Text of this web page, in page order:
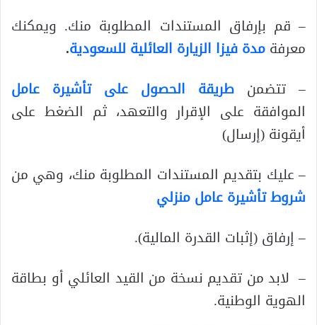
– قم بإرفاق المستندات المطلوبة منك. ويمكنك
معرفةمدة فيزا الزيارة العائلية للسعودية.
– تتضمن طريقة الحصول على تأشيرة عامل
الموافقة على الإقرار والتعهد، ثم الضغط على
أيقونة (إرسال)
– عليك بتقديم المستندات المطلوبة منك، وهي من
شروط تأشيرة عامل منزلي
– إرفاق (إثبات القدرة المالية).
– لابد من تقديم نسخة من القيد العائلي أو بطاقة
الهوية الوطنية.